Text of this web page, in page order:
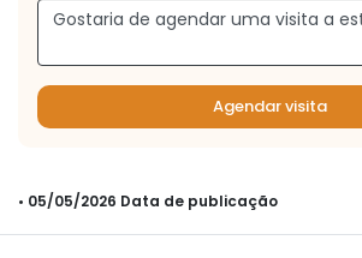
Agendar visita
• 05/05/2026 Data de publicação